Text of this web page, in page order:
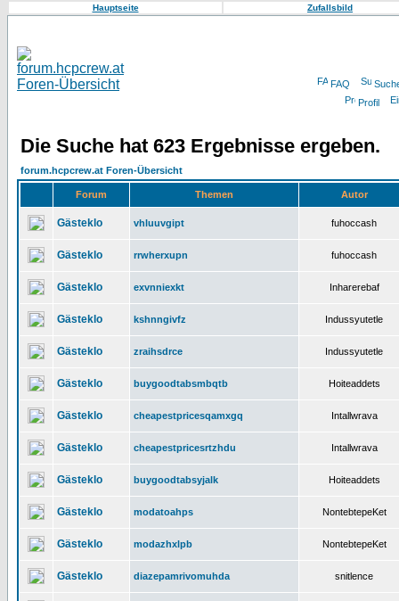
Hauptseite Zufallsbild
FAQ
Profil
Die Suche hat 623 Ergebnisse ergeben.
forum.hcpcrew.at Foren-Übersicht
Forum Themen Autor
Gästeklo vhluuvgipt fuhoccash
Gästeklo rrwherxupn fuhoccash
Gästeklo exvnniexkt Inharerebaf
Gästeklo kshnngivfz Indussyutetle
Gästeklo zraihsdrce Indussyutetle
Gästeklo buygoodtabsmbqtb Hoiteaddets
Gästeklo cheapestpricesqamxgq Intallwrava
Gästeklo cheapestpricesrtzhdu Intallwrava
Gästeklo buygoodtabsyjalk Hoiteaddets
Gästeklo modatoahps NontebtepeKet
Gästeklo modazhxlpb NontebtepeKet
Gästeklo diazepamrivomuhda snitlence